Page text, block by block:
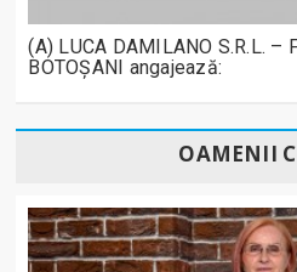
(A) LUCA DAMILANO S.R.L. –
BOTOȘANI angajează:
OAMENII